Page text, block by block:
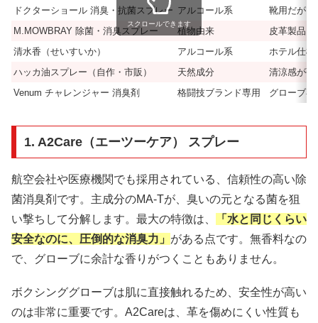
ドクターショール 消臭・抗菌スプレー アルコール系
靴用だがグ
M.MOWBRAY 除菌・消臭スプレー
植物由来
皮革製品
清水香（せいすいか）
アルコール系
ホテル仕
ハッカ油スプレー（自作・市販）
天然成分
清涼感が強
Venum チャレンジャー 消臭剤
格闘技ブランド専用 グローブ
スクロールできます
1. A2Care（エーツーケア） スプレー
航空会社や医療機関でも採用されている、信頼性の高い除
菌消臭剤です。主成分のMA-Tが、臭いの元となる菌を狙
い撃ちして分解します。最大の特徴は、
「水と同じくらい
安全なのに、圧倒的な消臭力」 がある点です。無香料なの
で、グローブに余計な香りがつくこともありません。
ボクシンググローブは肌に直接触れるため、安全性が高い
のは非常に重要です。A2Careは、革を傷めにくい性質も